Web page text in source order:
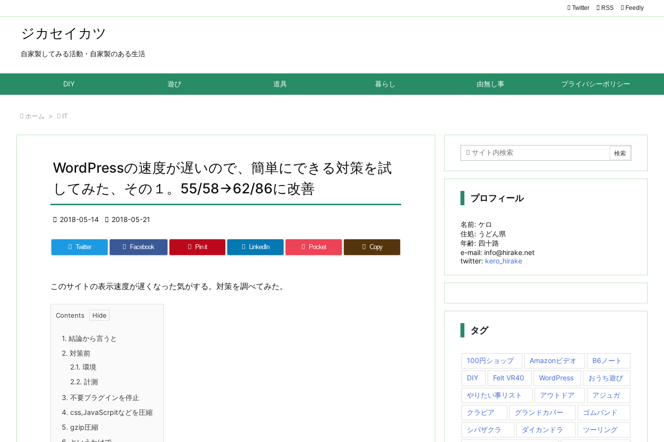
ジカセイカツ
自家製してみる活動・自家製のある生活
DIY 遊び 道具 暮らし 由無し事 プライバシーポリシー
Twitter  RSS Feedly
 ホーム >  IT
WordPressの速度が遅いので、簡単にできる対策を試
してみた、その１。55/58→62/86に改善
 2018-05-14  2018-05-21
Twitter Facebook Pin it LinkedIn Pocket Copy
このサイトの表示速度が遅くなった気がする。対策を調べてみた。
Contents
1. 結論から言うと
2. 対策前
2.1. 環境
2.2. 計測
3. 不要プラグインを停止
4. css,JavaScrpitなどを圧縮
5. gzip圧縮
プロフィール
名前: ケロ
住処: うどん県
年齢: 四十路
e-mail: info@hirake.net
twitter: kero_hirake
タグ
100円ショップ Amazonビデオ B6ノート
DIY Felt VR40 WordPress おうち遊び
やりたい事リスト アウトドア アジュガ
クラピア グランドカバー ゴムバンド
シバザクラ ダイカンドラ ツーリング